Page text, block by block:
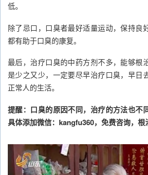
低。
除了忌口，口臭者最好适量运动，保持良
都有助于口臭的康复。
最后，治疗口臭的中药方剂不多，能够根
是少之又少，一定要尽早治疗口臭，早日
正常人的生活。
提醒：口臭的原因不同，治疗的方法也不
具体添加微信：kangfu360，免费咨询，根